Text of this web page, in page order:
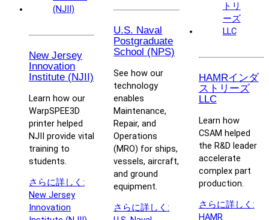
New Jersey
Innovation
Institute (NJII)
Learn how our
WarpSPEE3D
printer helped
NJII provide vital
training to
students.
さらに詳しく :
New Jersey
Innovation
U.S. Naval
Postgraduate
School (NPS)
See how our
technology
enables
Maintenance,
Repair, and
Operations
(MRO) for ships,
vessels, aircraft,
and ground
equipment.
さらに詳しく:
HAMRインダ
ストリーズ
LLC
Learn how
CSAM helped
the R&D leader
accelerate
complex part
production.
さらに詳しく :
HAMR